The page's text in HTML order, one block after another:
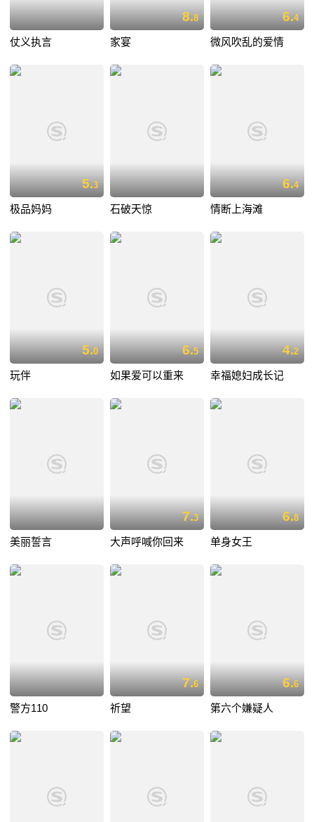
仗义执言
8.8
家宴
6.4
微风吹乱的爱情
5.3
极品妈妈 石破天惊
6.4
情断上海滩
5.0
玩伴
6.5
如果爱可以重来
4.2
幸福媳妇成长记
美丽誓言
7.3
大声呼喊你回来
6.8
单身女王
警方110
7.6
祈望
6.6
第六个嫌疑人